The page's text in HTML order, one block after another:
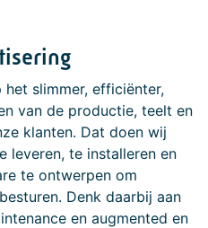
slimmer, efficiënter,
van de productie, teelt en
klanten. Dat doen wij
leveren, te installeren en
te ontwerpen om
Denk daarbij aan
en augmented en